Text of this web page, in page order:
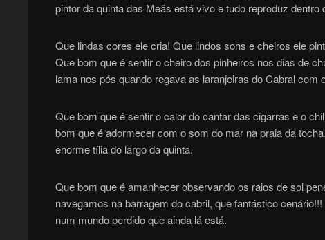
pintor da quinta das Meãs está vivo e tudo reproduz dentro
Que lindas cores ele cria! Que lindos sons e cheiros ele
Que bom que é sentir o cheiro dos pinheiros nos dias de
lama nos pés quando regava as laranjeiras do Cabral
Que bom que é sentir o calor do cantar das cigarras e o
bom que é adormecer com o som do mar na praia da
enorme tília do largo da quinta.
Que bom que é amanhecer observando os raios de sol
navegamos na barragem do cabril, que fantástico
num mundo perdido que ainda lá está.